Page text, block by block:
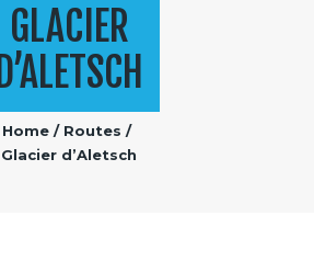
GLACIER
D’ALETSCH
Home
Routes
Glacier d’Aletsch